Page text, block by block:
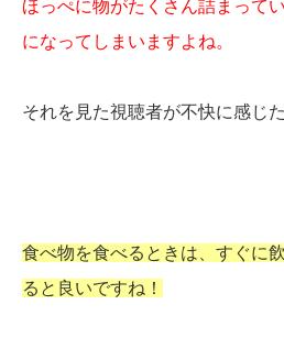
ほっぺに物がたくさん詰まって
になってしまいますよね。
それを見た視聴者が不快に感じ
食べ物を食べるときは、すぐに
ると良いですね！